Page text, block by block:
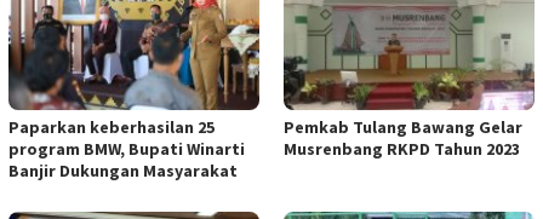
Paparkan keberhasilan 25
program BMW, Bupati Winarti
Banjir Dukungan Masyarakat
Pemkab Tulang Bawang Gelar
Musrenbang RKPD Tahun 2023